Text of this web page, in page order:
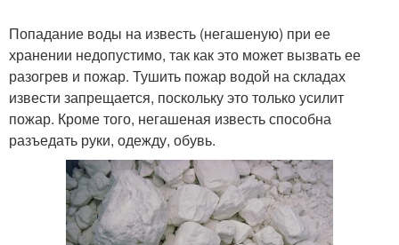
Попадание воды на известь (негашеную) при ее
хранении недопустимо, так как это может вызвать ее
разогрев и пожар. Тушить пожар водой на складах
извести запрещается, поскольку это только усилит
пожар. Кроме того, негашеная известь способна
разъедать руки, одежду, обувь.